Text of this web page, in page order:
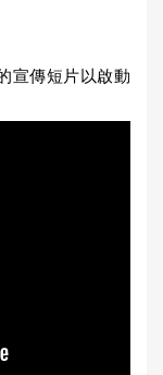
宣傳短片以啟動